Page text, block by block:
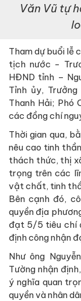
Văn Vũtự
Tham dự buổi lễ
tịch nước -
HĐND tỉnh –
Tỉnh ủy,
Thanh Hải; Phó
các đồng chí
Thời gian qua,
nêu cao tinh
thách thức, thị
trọng trên các
vật chất, tinh
Bên cạnh đó,
quyền địa
đạt 5/5 tiêu chí
định công nhận
Như ông
Tường nhận
ý nghĩa quan
quyền và nhân